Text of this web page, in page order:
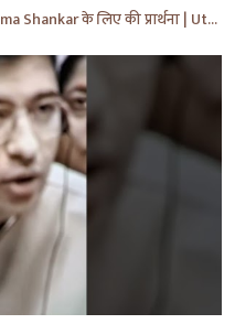
Deputy CM Brijesh Pathak ने दी MP Uma Shankar के लिए की प्रार्थना | Uttar Pradesh News #shorts #yt